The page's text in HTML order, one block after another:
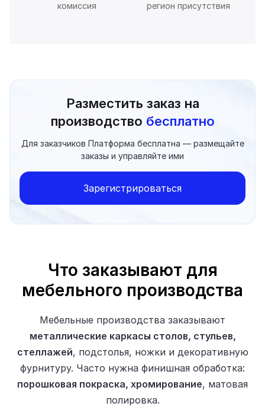
комиссия регион присутствия
Разместить заказ на
производство бесплатно
Для заказчиков Платформа бесплатна — размещайте
заказы и управляйте ими
Зарегистрироваться
Что заказывают для
мебельного производства
Мебельные производства заказывают
металлические каркасы столов, стульев,
стеллажей, подстолья, ножки и декоративную
фурнитуру. Часто нужна финишная обработка:
порошковая покраска, хромирование, матовая
полировка.